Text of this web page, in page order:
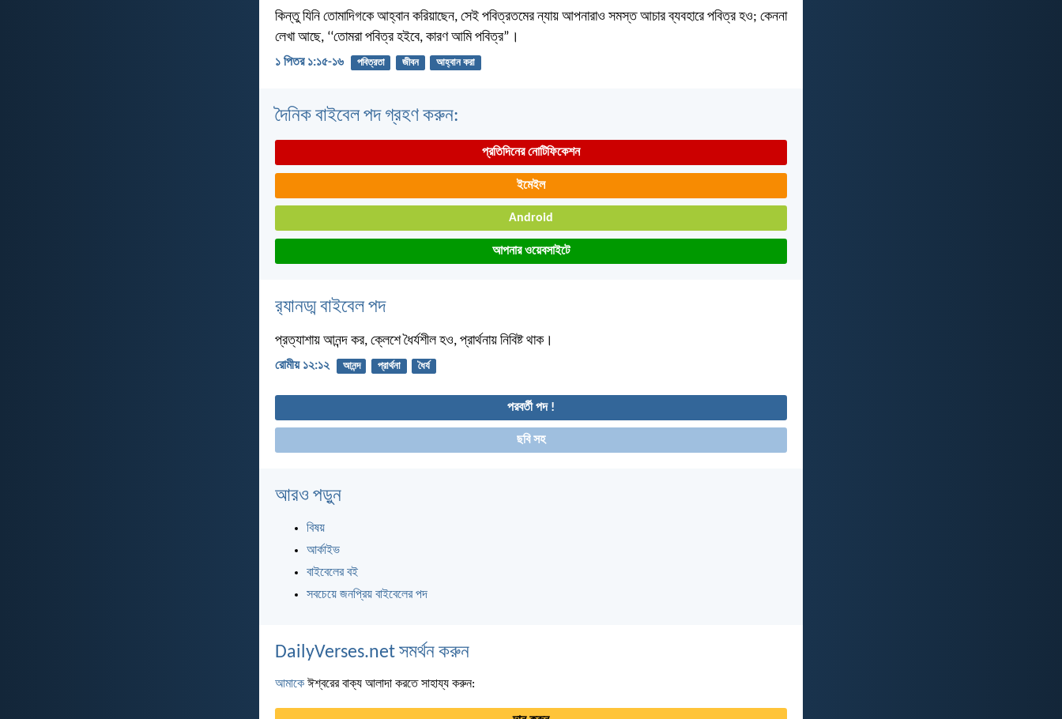
কিন্তু যিনি তোমাদিগকে আহ্বান করিয়াছেন, সেই পবিত্রতমের ন্যায় আপনারাও সমস্ত আচার ব্যবহারে পবিত্র হও; কেননা
লেখা আছে, ‘‘তোমরা পবিত্র হইবে, কারণ আমি পবিত্র”।
১ পিতর ১:১৫-১৬ পবিত্রতা জীবন আহ্বান করা
দৈনিক বাইবেল পদ গ্রহণ করুন:
প্রতিদিনের নোটিফিকেশন
ইমেইল
Android
আপনার ওয়েবসাইটে
র‌্যানড্ম বাইবেল পদ
প্রত্যাশায় আনন্দ কর, ক্লেশে ধৈর্যশীল হও, প্রার্থনায় নিবিষ্ট থাক।
রোমীয় ১২:১২ আনন্দ প্রার্থনা ধৈর্য
পরবর্তী পদ !
ছবি সহ
আরও পড়ুন
বিষয়
আর্কাইভ
বাইবেলের বই
সবচেয়ে জনপ্রিয় বাইবেলের পদ
DailyVerses.net সমর্থন করুন
আমাকে ঈশ্বরের বাক্য আলাদা করতে সাহায্য করুন: